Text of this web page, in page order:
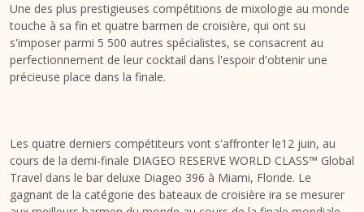
Une des plus prestigieuses compétitions de mixologie au monde
touche à sa fin et quatre barmen de croisière, qui ont su
s'imposer parmi 5 500 autres spécialistes, se consacrent au
perfectionnement de leur cocktail dans l'espoir d'obtenir une
précieuse place dans la finale.
Les quatre derniers compétiteurs vont s'affronter le12 juin, au
cours de la demi-finale DIAGEO RESERVE WORLD CLASS™ Global
Travel dans le bar deluxe Diageo 396 à Miami, Floride. Le
gagnant de la catégorie des bateaux de croisière ira se mesurer